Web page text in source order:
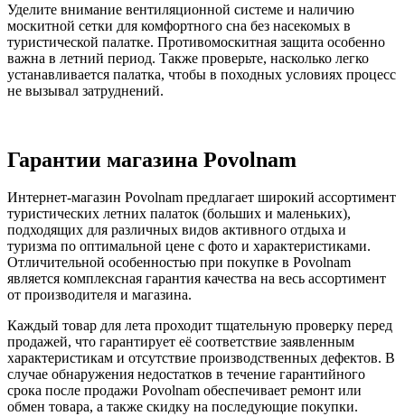
Уделите внимание вентиляционной системе и наличию
москитной сетки для комфортного сна без насекомых в
туристической палатке. Противомоскитная защита особенно
важна в летний период. Также проверьте, насколько легко
устанавливается палатка, чтобы в походных условиях процесс
не вызывал затруднений.
Гарантии магазина Povolnam
Интернет-магазин Povolnam предлагает широкий ассортимент
туристических летних палаток (больших и маленьких),
подходящих для различных видов активного отдыха и
туризма по оптимальной цене с фото и характеристиками.
Отличительной особенностью при покупке в Povolnam
является комплексная гарантия качества на весь ассортимент
от производителя и магазина.
Каждый товар для лета проходит тщательную проверку перед
продажей, что гарантирует её соответствие заявленным
характеристикам и отсутствие производственных дефектов. В
случае обнаружения недостатков в течение гарантийного
срока после продажи Povolnam обеспечивает ремонт или
обмен товара, а также скидку на последующие покупки.